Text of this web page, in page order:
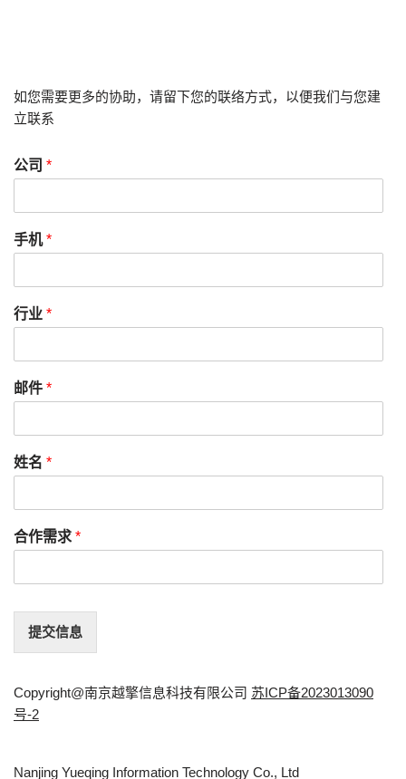
如您需要更多的协助，请留下您的联络方式，以便我们与您建
立联系
公司 *
手机*
行业 *
邮件 *
姓名 *
合作需求 *
提交信息
Copyright@南京越擎信息科技有限公司 苏ICP备2023013090
号-2
Nanjing Yueqing Information Technology Co., Ltd